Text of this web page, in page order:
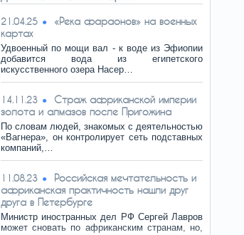
21.04.25
«Река фараонов» на военных
картах
Удвоенный по мощи вал - к воде из Эфиопии
добавится вода из египетского
искусственного озера Насер…
14.11.23
Страж африканской империи
золота и алмазов после Пригожина
По словам людей, знакомых с деятельностью
«Вагнера», он контролирует сеть подставных
компаний,…
11.08.23
Российская мечтательность и
африканская практичность нашли друг
друга в Петербурге
Министр иностранных дел РФ Сергей Лавров
может сновать по африканским странам, но,